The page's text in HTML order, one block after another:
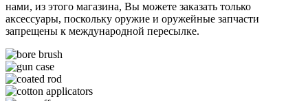
нами, из этого магазина, Вы можете заказать только
аксессуары, поскольку оружие и оружейные запчасти
запрещены к международной пересылке.